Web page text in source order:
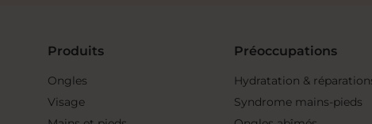
Produits
Ongles
Visage
Préoccupations
Hydratation &
Syndrome mains-pieds